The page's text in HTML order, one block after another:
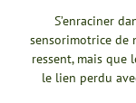
S’enraciner
sensorimotrice de
ressent, mais que
le lien perdu